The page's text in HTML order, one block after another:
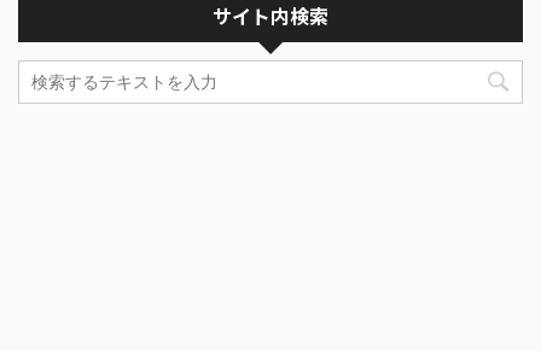
サイト内検索